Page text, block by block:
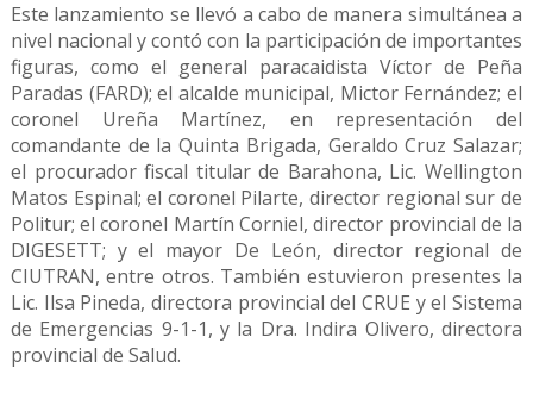
Este lanzamiento se llevó a cabo de manera simultánea a
nivel nacional y contó con la participación de importantes
figuras, como el general paracaidista Víctor de Peña
Paradas (FARD); el alcalde municipal, Mictor Fernández; el
coronel Ureña Martínez, en representación del
comandante de la Quinta Brigada, Geraldo Cruz Salazar;
el procurador fiscal titular de Barahona, Lic. Wellington
Matos Espinal; el coronel Pilarte, director regional sur de
Politur; el coronel Martín Corniel, director provincial de la
DIGESETT; y el mayor De León, director regional de
CIUTRAN, entre otros. También estuvieron presentes la
Lic. Ilsa Pineda, directora provincial del CRUE y el Sistema
de Emergencias 9-1-1, y la Dra. Indira Olivero, directora
provincial de Salud.